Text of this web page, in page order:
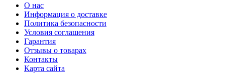
О нас
Информация о доставке
Политика безопасности
Условия соглашения
Гарантия
Отзывы о товарах
Контакты
Карта сайта